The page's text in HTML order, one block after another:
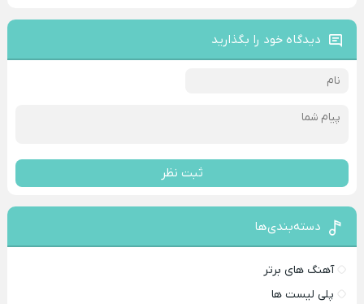
دیدگاه خود را بگذارید
ثبت نظر
دسته‌بندی‌ها
آهنگ های برتر
پلی لیست ها